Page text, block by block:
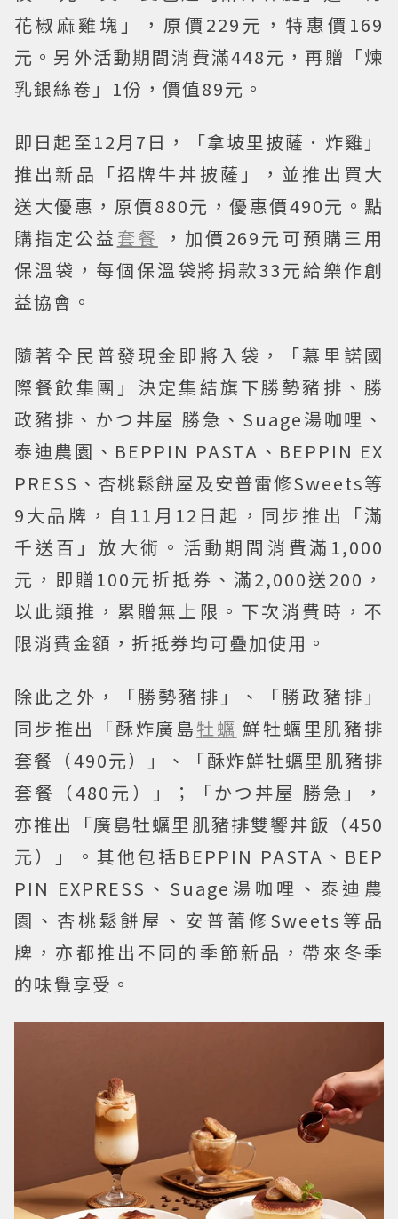
花椒麻雞塊」，原價229元，特惠價169
元。另外活動期間消費滿448元，再贈「煉
乳銀絲卷」1份，價值89元。
即日起至12月7日，「拿坡里披薩．炸雞」
推出新品「招牌牛丼披薩」，並推出買大
送大優惠，原價880元，優惠價490元。點
購指定公益 套餐
，加價269元可預購三用
保溫袋，每個保溫袋將捐款33元給樂作創
益協會。
隨著全民普發現金即將入袋，「慕里諾國
際餐飲集團」決定集結旗下勝勢豬排、勝
政豬排、かつ丼屋 勝急、Suage湯咖哩、
泰迪農園、BEPPIN PASTA、BEPPIN EX
PRESS、杏桃鬆餅屋及安普雷修Sweets等
9大品牌，自11月12日起，同步推出「滿
千送百」放大術。活動期間消費滿1,000
元，即贈100元折抵券、滿2,000送200，
以此類推，累贈無上限。下次消費時，不
限消費金額，折抵券均可疊加使用。
除此之外，「勝勢豬排」、「勝政豬排」
同步推出「酥炸廣島牡蠣 鮮牡蠣里肌豬排
套餐（490元）」、「酥炸鮮牡蠣里肌豬排
套餐（480元）」；「かつ丼屋 勝急」，
亦推出「廣島牡蠣里肌豬排雙饗丼飯（450
元）」。其他包括BEPPIN PASTA、BEP
PIN EXPRESS、Suage湯咖哩、泰迪農
園、杏桃鬆餅屋、安普蕾修Sweets等品
牌，亦都推出不同的季節新品，帶來冬季
的味覺享受。